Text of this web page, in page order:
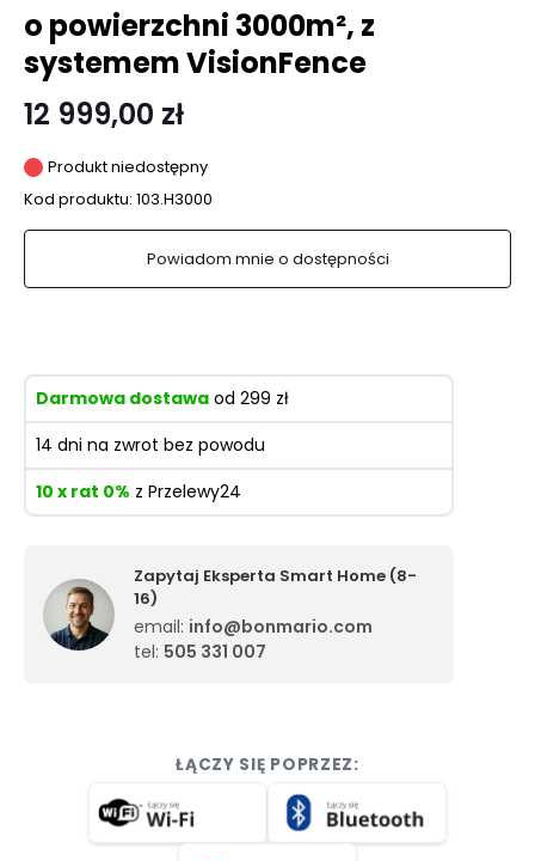
ŁĄCZY SIĘ POPRZEZ:
o powierzchni 3000m², z
systemem VisionFence
12 999,00 zł
Produkt niedostępny
Kod produktu: 103.H3000
Powiadom mnie o dostępności
Darmowa dostawa od 299 zł
14 dni na zwrot bez powodu
10 x rat 0% z Przelewy24
Zapytaj Eksperta Smart Home (8-
16)
email: info@bonmario.com
tel: 505 331 007